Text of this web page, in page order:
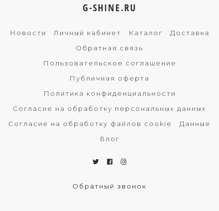
G-SHINE.RU
Новости Личный кабинет Каталог
Доставка
Обратная связь
Пользовательское соглашение
Публичная оферта
Политика конфиденциальности
Согласие на обработку персональных данных
Согласие на обработку файлов cookie
Данные
Блог
Обратный звонок